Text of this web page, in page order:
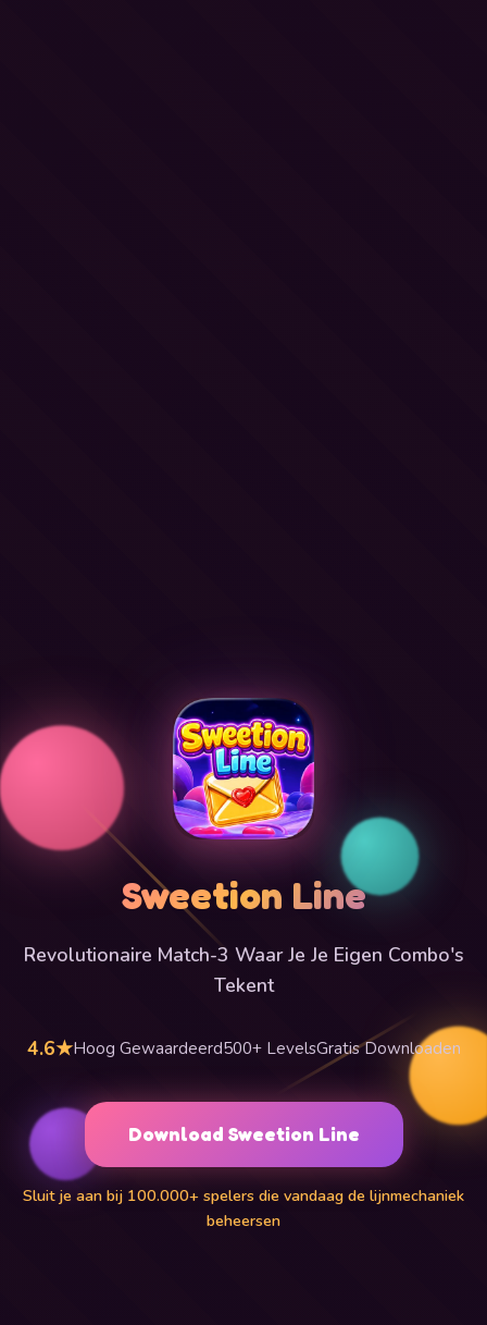
Sweetion Line
Revolutionaire Match-3 Waar Je Je Eigen Combo's
Tekent
4.6★Hoog Gewaardeerd500+ LevelsGratis Downloaden
Download Sweetion Line
Sluit je aan bij 100.000+ spelers die vandaag de lijnmechaniek
beheersen